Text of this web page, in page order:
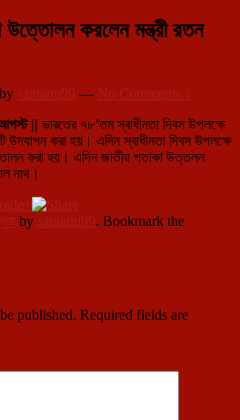
উত্তোলন করলেন মন্ত্রী রতন
by santanu99 — No Comments ↓
|| ভারতের ৭৮’তম স্বাধীনতা দিবস উপলক্ষে
উদযাপন করা হয়। এদিন স্বাধীনতা দিবস উপলক্ষে
করা হয়। এদিন জাতীয় পতাকা উত্তলন
নাথ।
by santanu99. Bookmark the
published. Required fields are